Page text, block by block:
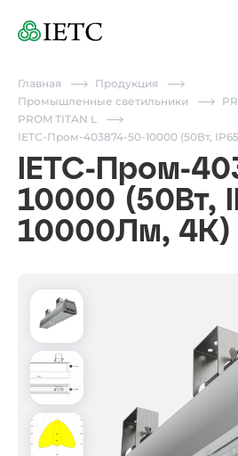
Главная
Продукция
Промышленные светильники
PROM TITAN L
IETC-Пром-403874-50-10000 (50Вт,
IETC-Пром-
10000 (50Вт,
10000Лм, 4К)